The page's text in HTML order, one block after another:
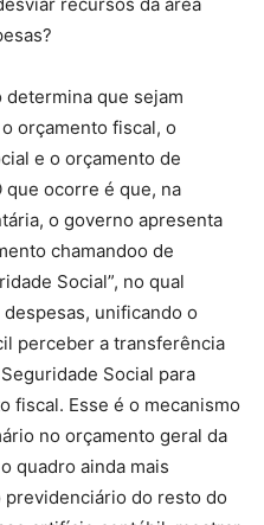
que sejam
orçamento fiscal, o
e o orçamento de
que ocorre é que, na
o governo apresenta
chamandoo de
Social”, no qual
unificando o
perceber a transferência
Social para
fiscal. Esse é o mecanismo
no orçamento geral da
quadro ainda mais
do resto do